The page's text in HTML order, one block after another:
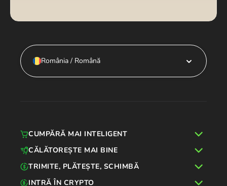
România / Română
CUMPĂRĂ MAI INTELIGENT
CĂLĂTOREȘTE MAI BINE
TRIMITE, PLĂTEȘTE, SCHIMBĂ
INTRĂ ÎN CRYPTO